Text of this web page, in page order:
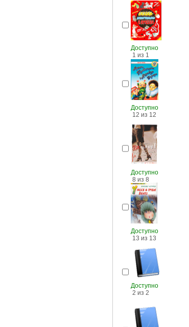
Доступно
1 из 1
Доступно
12 из 12
Доступно
8 из 8
Доступно
13 из 13
Доступно
2 из 2